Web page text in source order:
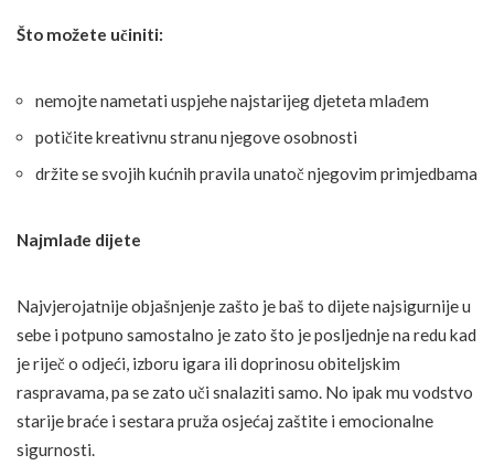
Što možete učiniti:
nemojte nametati uspjehe najstarijeg djeteta mlađem
potičite kreativnu stranu njegove osobnosti
držite se svojih kućnih pravila unatoč njegovim primjedbama
Najmlađe dijete
Najvjerojatnije objašnjenje zašto je baš to dijete najsigurnije u
sebe i potpuno samostalno je zato što je posljednje na redu kad
je riječ o odjeći, izboru igara ili doprinosu obiteljskim
raspravama, pa se zato uči snalaziti samo. No ipak mu vodstvo
starije braće i sestara pruža osjećaj zaštite i emocionalne
sigurnosti.